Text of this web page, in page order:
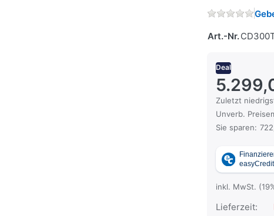
Art.-Nr.
Deal
Zuletzt
Es handelt
Unverb.
Die UVP ist
Sie sparen:
inkl. MwSt.
Lieferzeit: